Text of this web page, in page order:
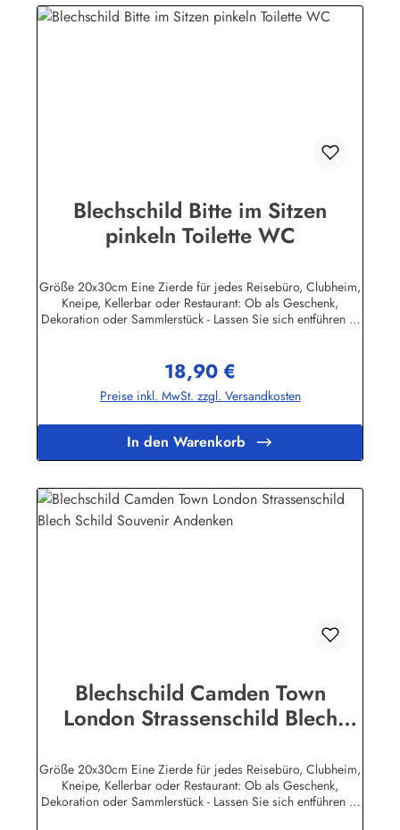
Industrie BPPM GmbHPorschestr. 921423 Winsen
(Luhe)info@heartofireland.eu
Blechschild Bitte im Sitzen
pinkeln Toilette WC
Größe 20x30cm Eine Zierde für jedes Reisebüro, Clubheim,
Kneipe, Kellerbar oder Restaurant: Ob als Geschenk,
Dekoration oder Sammlerstück - Lassen Sie sich entführen in
Sie sich und Ihren Freunden eine dekorative Erinnerung an
die gute alte Zeit! Unsere Blechschilder sind in Super-Qualität
aus hochwertigem Metall (Stahlblech) gefertigt. Die
Lebensdauer ist damit garantiert. Wir verkaufen nur original
lizensierte Werbeschilder. Nicht jeder Hersteller oder
Veranstalter hat seine Metallschilder zum öffentlichen Verkauf
Industrie BPPM GmbHPorschestr. 921423 Winsen
(Luhe)info@heartofireland.eu
Regulärer Preis:
18,90 €
Preise inkl. MwSt. zzgl. Versandkosten
In den Warenkorb
Blechschild Camden Town
London Strassenschild Blech
Größe 20x30cm Eine Zierde für jedes Reisebüro, Clubheim,
Kneipe, Kellerbar oder Restaurant: Ob als Geschenk,
Dekoration oder Sammlerstück - Lassen Sie sich entführen in